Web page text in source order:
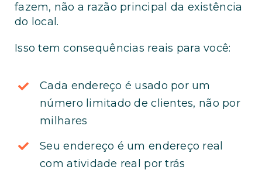
fazem, não a razão principal da existência
do local.
Isso tem consequências reais para você:
Cada endereço é usado por um
número limitado de clientes, não por
milhares
Seu endereço é um endereço real
com atividade real por trás